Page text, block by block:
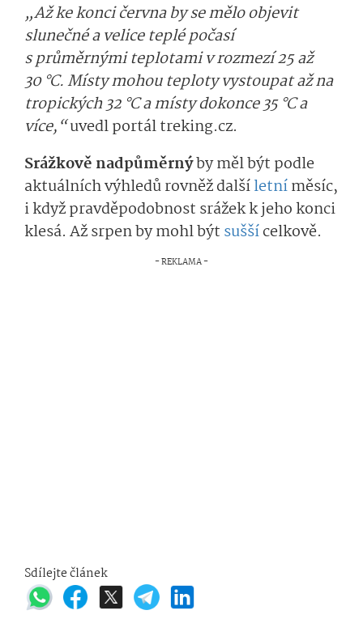
„Až ke konci června by se mělo objevit
slunečné a velice teplé počasí
s průměrnými teplotami v rozmezí 25 až
30 °C. Místy mohou teploty vystoupat až na
tropických 32 °C a místy dokonce 35 °C a
více,“uvedl portál treking.cz.
Srážkově nadpůměrnýby měl být podle
aktuálních výhledů rovněž dalšíletníměsíc,
i když pravděpodobnost srážek k jeho konci
klesá. Až srpen by mohl být suššícelkově.
Sdílejte článek